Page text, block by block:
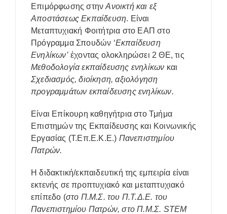
Επιμόρφωσης στηνΑνοικτή και εξ
Αποστάσεως Εκπαίδευση. Είναι
Μεταπτυχιακή Φοιτήτρια στο ΕΑΠ στο
Πρόγραμμα Σπουδών ‘Εκπαίδευση
Ενηλίκων’έχοντας ολοκληρώσει 2 ΘΕ, τις
Μεθοδολογία εκπαίδευσης ενηλίκων και
Σχεδιασμός, διοίκηση, αξιολόγηση
προγραμμάτων εκπαίδευσης ενηλίκων.
Είναι Επίκουρη καθηγήτρια στο Τμήμα
Επιστημών της Εκπαίδευσης και Κοινωνικής
Εργασίας (Τ.Επ.Ε.Κ.Ε.) Πανεπιστημίου
Πατρών.
Η διδακτική/εκπαιδευτική της εμπειρία είναι
εκτενής σε προπτυχιακό και μεταπτυχιακό
επίπεδο (στο Π.Μ.Σ. του Π.Τ.Δ.Ε. του
Πανεπιστημίου Πατρών, στο Π.Μ.Σ. STEM